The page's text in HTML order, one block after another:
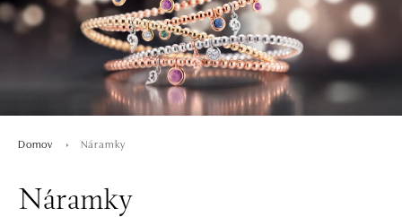
Domov Náramky
Náramky